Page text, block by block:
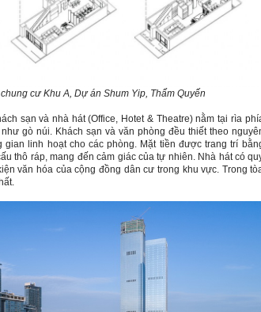
cư Khu A, Dự án Shum Yip, Thẩm Quyến
sạn và nhà hát (Office, Hotet & Theatre) nằm tại rìa
gò núi. Khách sạn và văn phòng đều thiết theo
gian linh hoạt cho các phòng. Mặt tiền được trang trí
thô ráp, mang đến cảm giác của tự nhiên. Nhà hát có
văn hóa của cộng đồng dân cư trong khu vực. Trong